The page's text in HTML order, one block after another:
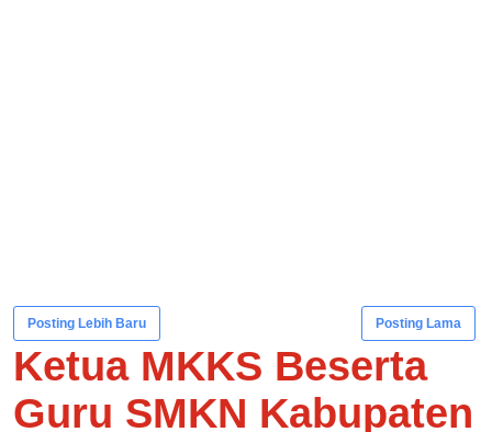
Posting Lebih Baru Posting Lama
Ketua MKKS Beserta
Guru SMKN Kabupaten